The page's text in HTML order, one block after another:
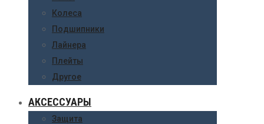
Колеса
Подшипники
Лайнера
Плейты
Другое
АКСЕССУАРЫ
Защита